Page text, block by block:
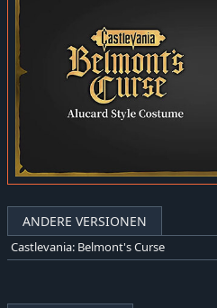
ANDERE VERSIONEN
Castlevania: Belmont's Curse